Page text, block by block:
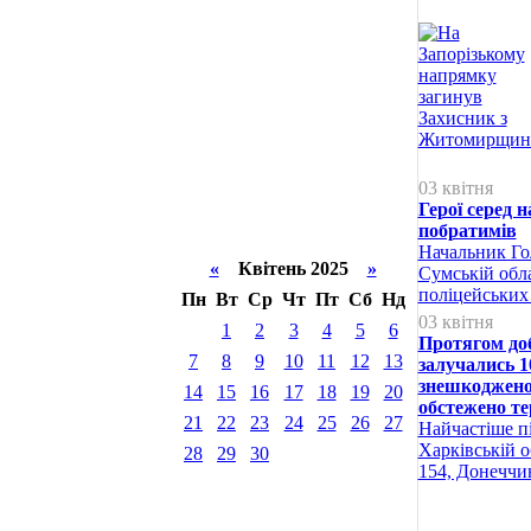
«Квітень 2025 »
Пн Вт Ср Чт Пт Сб Нд
1
2 3 4 5
6
7
8 9 10 11 12
13
14
15 16 17 18 19
20
21
22 23 24 25 26
27
28
29 30
03 квітня
Герої серед
побратимів
Начальник
Сумській
03 квітня
Протягом
залучались
знешкоджено
обстежено
Найчастіше
Харківській
154,